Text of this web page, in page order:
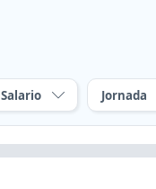
Salario Jornada